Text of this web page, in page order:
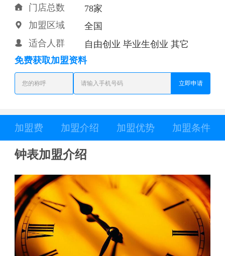
 门店总数 78家
 加盟区域 全国
 适合人群
自由创业 毕业生创业 其它
免费获取加盟资料
立即申请
加盟费 加盟介绍 加盟优势 加盟条件
钟表加盟介绍